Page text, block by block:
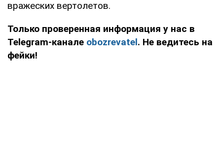
вражеских вертолетов.
Только проверенная информация у нас в
Telegram-канале obozrevatel. Не ведитесь на
фейки!